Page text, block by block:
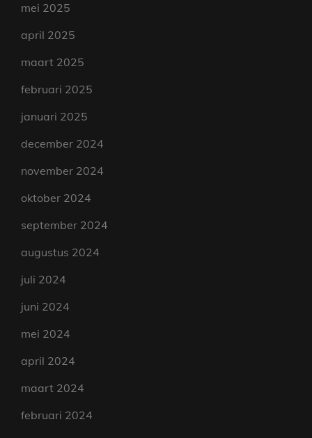
mei 2025
april 2025
maart 2025
februari 2025
januari 2025
december 2024
november 2024
oktober 2024
september 2024
augustus 2024
juli 2024
juni 2024
mei 2024
april 2024
maart 2024
februari 2024